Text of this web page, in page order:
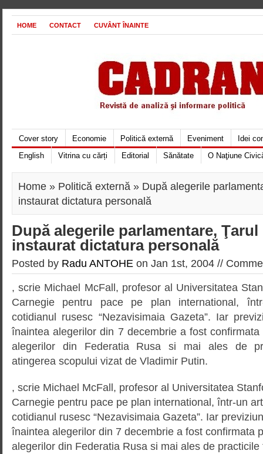
HOME CONTACT CUVÂNT ÎNAINTE
Cover story Economie Politică externă Eveniment
Idei
English
Vitrina cu cărți Editorial Sănătate O Naţiune
Home » Politică externă » După alegerile
instaurat dictatura personală
După alegerile parlamentare,
instaurat dictatura personală
Posted by Radu ANTOHE on Jan 1st, 2004 //
, scrie Michael McFall, profesor al Universitatea
Carnegie pentru pace pe plan international,
cotidianul rusesc “Nezavisimaia Gazeta”. Iar
înaintea alegerilor din 7 decembrie a fost
alegerilor din Federatia Rusa si mai ales de
atingerea scopului vizat de Vladimir Putin.
, scrie Michael McFall, profesor al Universitatea
Carnegie pentru pace pe plan international, într-un
cotidianul rusesc “Nezavisimaia Gazeta”. Iar
înaintea alegerilor din 7 decembrie a fost confirmata
alegerilor din Federatia Rusa si mai ales de